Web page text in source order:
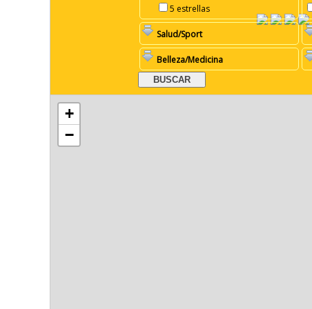
5 estrellas
Salud/Sport
Belleza/Medicina
+
−